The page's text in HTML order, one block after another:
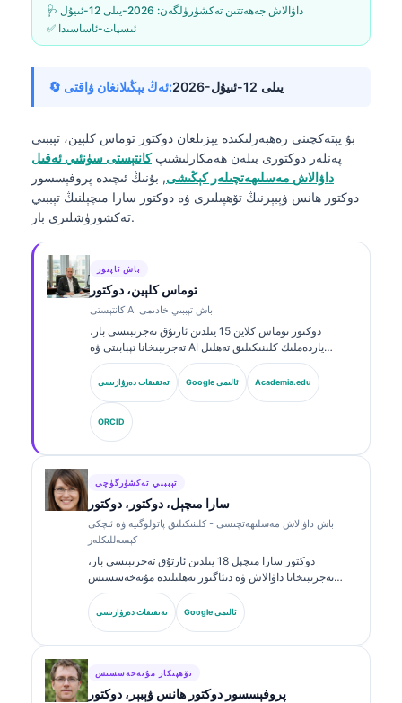
🩺 داۋالاش جەھەتتىن تەكشۈرۈلگەن: 2026-يىلى 12-ئىيۇل
✅ ئىسپات-ئاساسىدا
🔄 ئەڭ يېڭىلانغان ۋاقتى: 2026-يىلى 12-ئىيۇل
بۇ يېتەكچىنى رەھبەرلىكىدە يېزىلغان دوكتور توماس كلېين، تېببىي
پەنلەر دوكتورى بىلەن ھەمكارلىشىپكانتېستى سۈنئىي ئەقىل
داۋالاش مەسلىھەتچىلەر كېڭىشى, بۇنىڭ ئىچىدە پروفېسسور
دوكتور ھانس ۋېبېرنىڭ تۆھپىلىرى ۋە دوكتور سارا مىچېلنىڭ تېببىي
تەكشۈرۈشلىرى بار.
باش ئاپتور
توماس كلېين، دوكتور
كانتېستى AI باش تېببىي خادىمى
دوكتور توماس كلاین 15 يىلدىن ئارتۇق تەجرىبىسى بار،
تەجرىبىخانا تېبابىتى ۋە AI ياردەملىك كلىنىكىلىق تەھلىل
ساھەسىدە مۇتەخەسسىس، تاختا تەرىپىدىن گۇۋاھنامە ئالغان
كلىنىكىلىق گېماتولوگ ۋە ئىچكى كېسەللىكلەر دوختۇرى.
Kantesti AI دا باش دوختۇر (Chief Medical Officer)
بولۇش سۈپىتى بىلەن، ئۇ خاس ئىگىدارچىلىقتىكى نېرۋا
تورىنىڭ داۋالاش توغرىلىقىغا كلىنىكىلىق نازارەت قىلىدۇ.
دوكتور كلاین بىئوماركىرنى ئىزاھلاش ۋە تەجرىبىخانا دىئاگنوزى
توغرىسىدا تەجرىبىخانا تېبابىتى ھەققىدە كۆپ قېتىم ماقالە
تەتقىقات دەرۋازىسى Google ئالىمى Academia.edu
ORCID
تېببىي تەكشۈرگۈچى
سارا مىچېل، دوكتور، دوكتور
باش داۋالاش مەسلىھەتچىسى - كلىنىكىلىق پاتولوگىيە ۋە ئىچكى
كېسەللىكلەر
دوكتور سارا مىچېل 18 يىلدىن ئارتۇق تەجرىبىسى بار،
تەجرىبىخانا داۋالاش ۋە دىئاگنوز تەھلىلىدە مۇتەخەسسىس
بولغان، ئىدارە تەستىقلىغان كلىنىكىلىق پاتولوگ. ئۇ كلىنىكىلىق
خىمىيە ساھەسىدە ئالاھىدە گۇۋاھنامىلەرگە ئىگە بولۇپ،
كلىنىكىلىق ئەمەلىيەتتە بىئوماركىر گۇرۇپپىلىرى ۋە تەجرىبىخانا
تەتقىقات دەرۋازىسى Google ئالىمى
تۆھپىكار مۇتەخەسسىس
پروفېسسور دوكتور ھانس ۋېبېر، دوكتور